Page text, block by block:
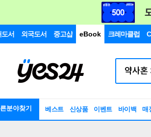
서 외국도서 중고샵 eBook 크레마클럽
분야찾기 베스트 신상품 이벤트 바이백 매